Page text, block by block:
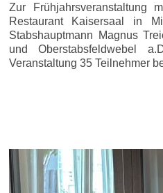
Zur Frühjahrsveranstaltung
Restaurant Kaisersaal in
Stabshauptmann Magnus
und Oberstabsfeldwebel
Veranstaltung 35 Teilnehmer